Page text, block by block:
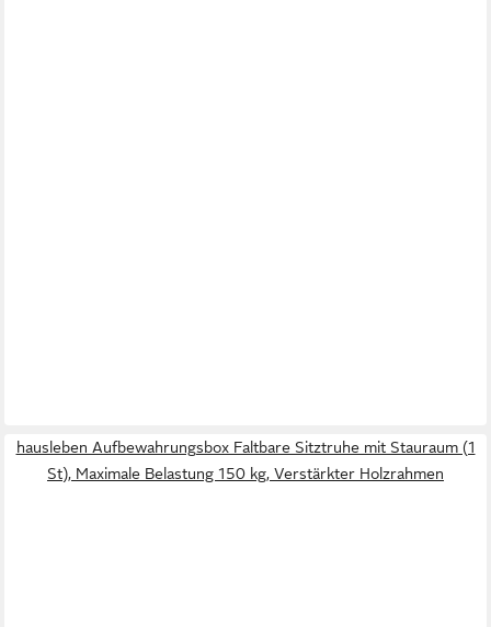
hausleben Aufbewahrungsbox Faltbare Sitztruhe mit Stauraum (1
St), Maximale Belastung 150 kg, Verstärkter Holzrahmen